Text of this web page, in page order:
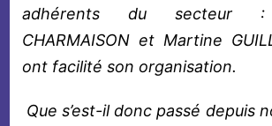
adhérents du secteur :
CHARMAISON et Martine
ont facilité son organisation.
Que s’est-il donc passé depuis